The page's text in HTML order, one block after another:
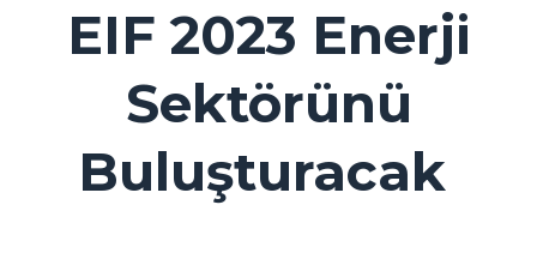
EIF 2023 Enerji
Sektörünü
Buluşturacak